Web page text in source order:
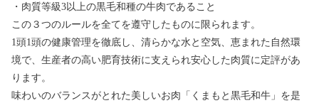
・肉質等級3以上の黒毛和種の牛肉であること
この３つのルールを全てを遵守したものに限られます。
1頭1頭の健康管理を徹底し、清らかな水と空気、恵まれた自然環
境で、生産者の高い肥育技術に支えられ安心した肉質に定評があ
ります。
味わいのバランスがとれた美しいお肉「くまもと黒毛和牛」を是